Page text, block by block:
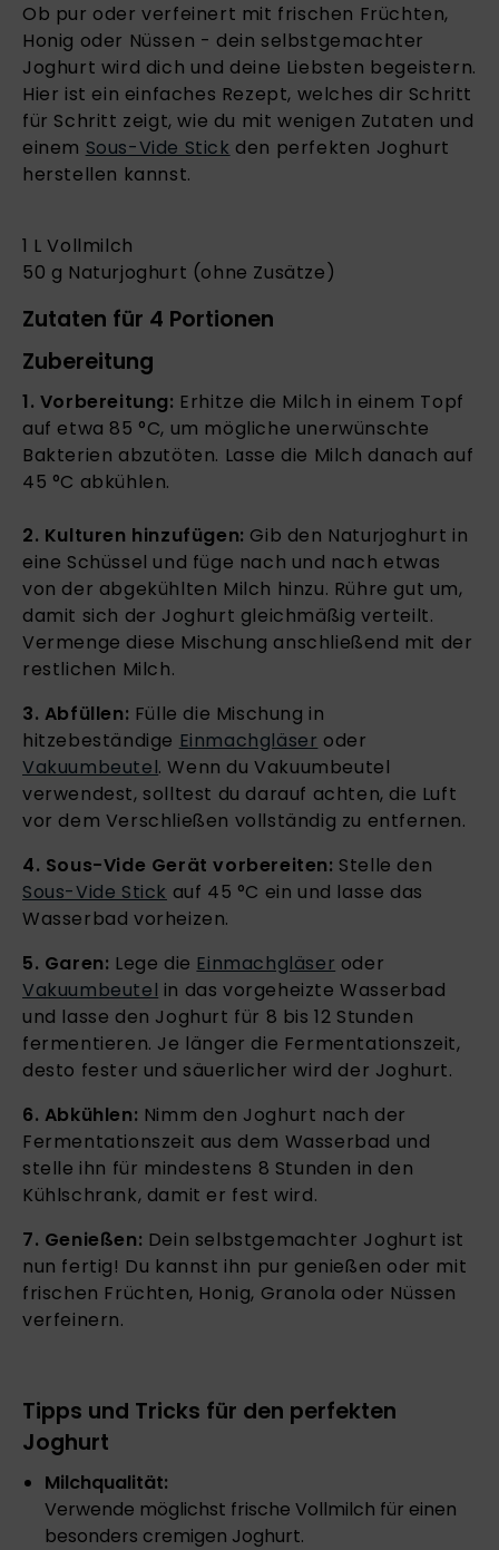
Ob pur oder verfeinert mit frischen Früchten,
Honig oder Nüssen - dein selbstgemachter
Joghurt wird dich und deine Liebsten begeistern.
Hier ist ein einfaches Rezept, welches dir Schritt
für Schritt zeigt, wie du mit wenigen Zutaten und
einem Sous-Vide Stick den perfekten Joghurt
herstellen kannst.
Zutaten für 4 Portionen
1 L Vollmilch
50 g Naturjoghurt (ohne Zusätze)
Zubereitung
1. Vorbereitung: Erhitze die Milch in einem Topf
auf etwa 85 °C, um mögliche unerwünschte
Bakterien abzutöten. Lasse die Milch danach auf
45 °C abkühlen.
2. Kulturen hinzufügen: Gib den Naturjoghurt in
eine Schüssel und füge nach und nach etwas
von der abgekühlten Milch hinzu. Rühre gut um,
damit sich der Joghurt gleichmäßig verteilt.
Vermenge diese Mischung anschließend mit der
restlichen Milch.
3. Abfüllen: Fülle die Mischung in
hitzebeständige Einmachgläser oder
Vakuumbeutel. Wenn du Vakuumbeutel
verwendest, solltest du darauf achten, die Luft
vor dem Verschließen vollständig zu entfernen.
4. Sous-Vide Gerät vorbereiten: Stelle den
Sous-Vide Stick auf 45 °C ein und lasse das
Wasserbad vorheizen.
5. Garen: Lege die Einmachgläser oder
Vakuumbeutel in das vorgeheizte Wasserbad
und lasse den Joghurt für 8 bis 12 Stunden
fermentieren. Je länger die Fermentationszeit,
desto fester und säuerlicher wird der Joghurt.
6. Abkühlen: Nimm den Joghurt nach der
Fermentationszeit aus dem Wasserbad und
stelle ihn für mindestens 8 Stunden in den
Kühlschrank, damit er fest wird.
7. Genießen: Dein selbstgemachter Joghurt ist
nun fertig! Du kannst ihn pur genießen oder mit
frischen Früchten, Honig, Granola oder Nüssen
verfeinern.
Tipps und Tricks für den perfekten
Joghurt
Milchqualität:
Verwende möglichst frische Vollmilch für einen
besonders cremigen Joghurt.